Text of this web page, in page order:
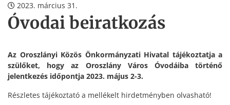
2023. március 31.
Óvodai beiratkozás
Az Oroszlányi Közös Önkormányzati Hivatal tájékoztatja a
szülőket, hogy az Oroszlány Város Óvodáiba történő
jelentkezés időpontja 2023. május 2-3.
Részletes tájékoztató a mellékelt hirdetményben olvasható!